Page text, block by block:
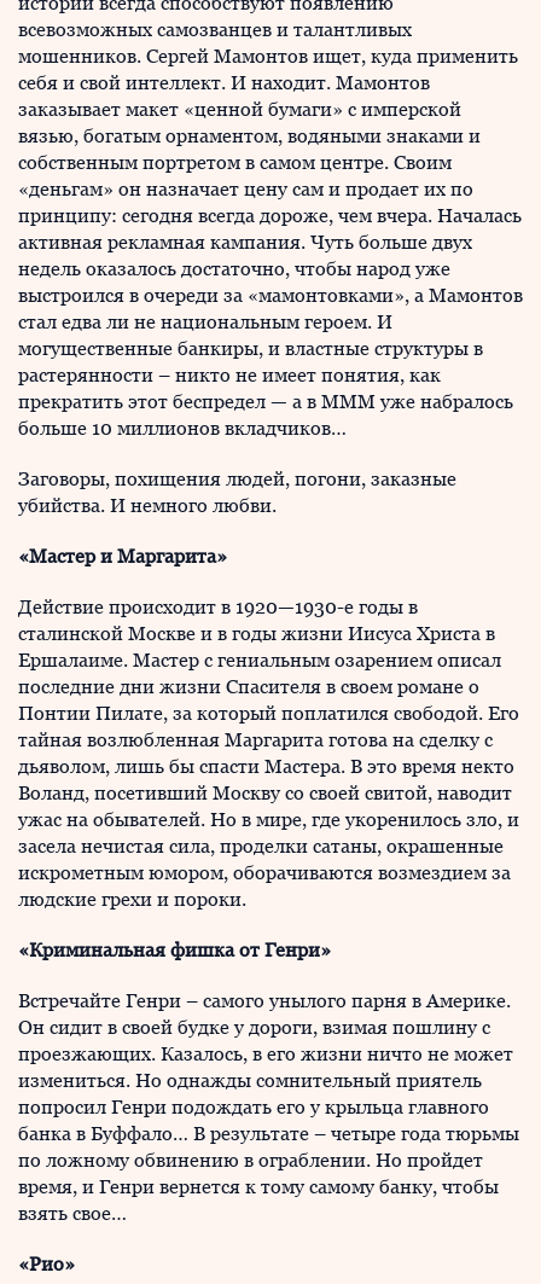
всевозможных самозванцев и талантливых
мошенников. Сергей Мамонтов ищет, куда применить
себя и свой интеллект. И находит. Мамонтов
заказывает макет «ценной бумаги» с имперской
вязью, богатым орнаментом, водяными знаками и
собственным портретом в самом центре. Своим
«деньгам» он назначает цену сам и продает их по
принципу: сегодня всегда дороже, чем вчера. Началась
активная рекламная кампания. Чуть больше двух
недель оказалось достаточно, чтобы народ уже
выстроился в очереди за «мамонтовками», а Мамонтов
стал едва ли не национальным героем. И
могущественные банкиры, и властные структуры в
растерянности – никто не имеет понятия, как
прекратить этот беспредел — а в МММ уже набралось
больше 10 миллионов вкладчиков…
Заговоры, похищения людей, погони, заказные
убийства. И немного любви.
«Мастер и Маргарита»
Действие происходит в 1920—1930-е годы в
сталинской Москве и в годы жизни Иисуса Христа в
Ершалаиме. Мастер с гениальным озарением описал
последние дни жизни Спасителя в своем романе о
Понтии Пилате, за который поплатился свободой. Его
тайная возлюбленная Маргарита готова на сделку с
дьяволом, лишь бы спасти Мастера. В это время некто
Воланд, посетивший Москву со своей свитой, наводит
ужас на обывателей. Но в мире, где укоренилось зло, и
засела нечистая сила, проделки сатаны, окрашенные
искрометным юмором, оборачиваются возмездием за
людские грехи и пороки.
«Криминальная фишка от Генри»
Встречайте Генри – самого унылого парня в Америке.
Он сидит в своей будке у дороги, взимая пошлину с
проезжающих. Казалось, в его жизни ничто не может
измениться. Но однажды сомнительный приятель
попросил Генри подождать его у крыльца главного
банка в Буффало… В результате – четыре года тюрьмы
по ложному обвинению в ограблении. Но пройдет
время, и Генри вернется к тому самому банку, чтобы
взять свое…
«Рио»